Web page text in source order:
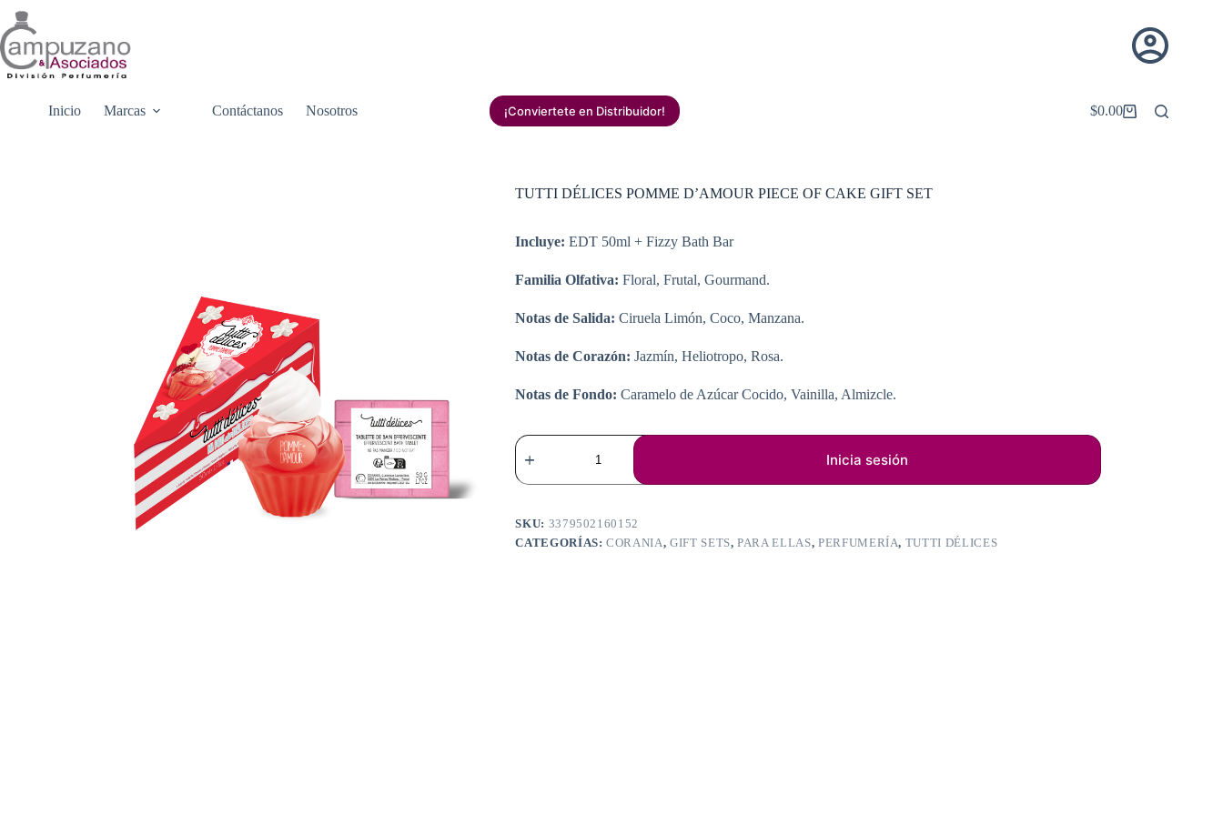
contenido
Inicio Marcas Contáctanos Nosotros ¡Conviertete en Distribuidor!
Carro
$0.00
TUTTI DÉLICES POMME D’AMOUR PIECE OF CAKE GIFT SET
Incluye: EDT 50ml + Fizzy Bath Bar
Familia Olfativa: Floral, Frutal, Gourmand.
Notas de Salida: Ciruela Limón, Coco, Manzana.
Notas de Corazón: Jazmín, Heliotropo, Rosa.
Notas de Fondo: Caramelo de Azúcar Cocido, Vainilla, Almizcle.
TUTTI
DÉLICES
POMME
D'AMOUR
OF
GIFT
Inicia sesión
SKU: 3379502160152
CATEGORÍAS:CORANIA, GIFT SETS,PARA ELLAS, PERFUMERÍA, TUTTI DÉLICES